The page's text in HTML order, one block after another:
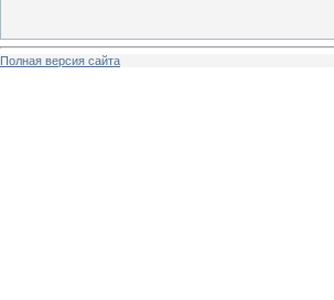
Полная версия сайта